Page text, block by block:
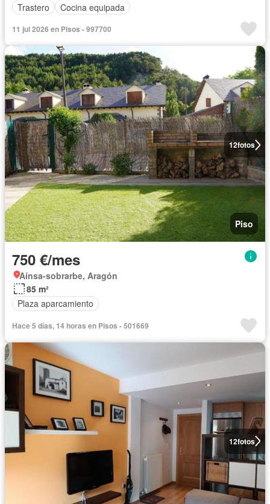
Trastero
Cocina equipada
11 jul 2026 en Pisos - 997700
12fotos
Piso
750 €/mes
Aínsa-sobrarbe, Aragón
85 m²
Plaza aparcamiento
Hace 5 días, 14 horas en Pisos - 501669
12fotos